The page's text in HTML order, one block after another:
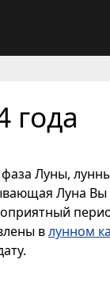
года
фаза Луны,
Луна
влунном